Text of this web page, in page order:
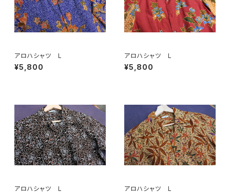
アロハシャツ L
¥5,800
アロハシャツ L
¥5,800
アロハシャツ L アロハシャツ L